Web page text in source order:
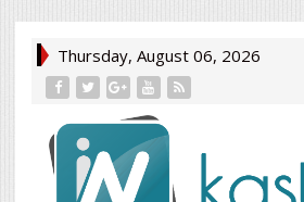
Thursday, August 06, 2026